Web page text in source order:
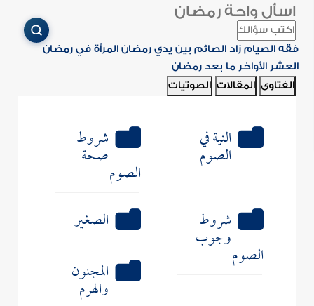
اسأل واحة رمضان
فقه الصيام زاد الصائم بين يدي رمضان المرأة في رمضان
العشر الأواخر ما بعد رمضان
الفتاوى المقالات الصوتيات
النية في
الصوم
شروط
صحة
الصوم
شروط
وجوب
الصوم
الصغير
المجنون
والهرم